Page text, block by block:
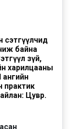
сэтгүүлчид
байна
зүй,
харилцааны
ангийн
практик
Цувр.